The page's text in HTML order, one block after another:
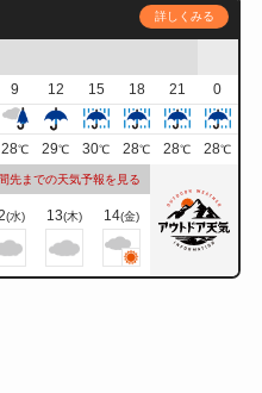
詳しくみる
9 12 15 18 21
0
28℃ 29℃ 30℃ 28℃ 28℃ 28℃
先までの天気予報を見る
(水) 13(木) 14(金)